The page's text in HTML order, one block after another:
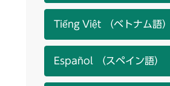
Tiếng Việt （ベトナム語）
Español （スペイン語）